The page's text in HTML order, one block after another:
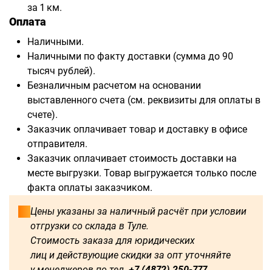
за 1 км.
Оплата
Наличными.
Наличными по факту доставки (сумма до 90
тысяч рублей).
Безналичным расчетом на основании
выставленного счета (см. реквизиты для оплаты в
счете).
Заказчик оплачивает товар и доставку в офисе
отправителя.
Заказчик оплачивает стоимость доставки на
месте выгрузки. Товар выгружается только после
факта оплаты заказчиком.
Цены указаны за наличный расчёт при условии
отгрузки со склада в Туле.
Стоимость заказа для юридических
лиц и действующие скидки за опт уточняйте